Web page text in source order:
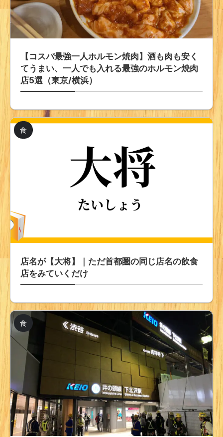
【コスパ最強一人ホルモン焼肉】酒も肉も安く
てうまい、一人でも入れる最強のホルモン焼肉
店5選（東京/横浜）
食
店名が【大将】｜ただ首都圏の同じ店名の飲食
店をみていくだけ
食